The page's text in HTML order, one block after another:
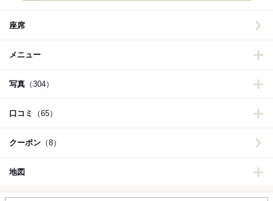
座席
メニュー
写真 （304）
口コミ （65）
クーポン （8）
地図